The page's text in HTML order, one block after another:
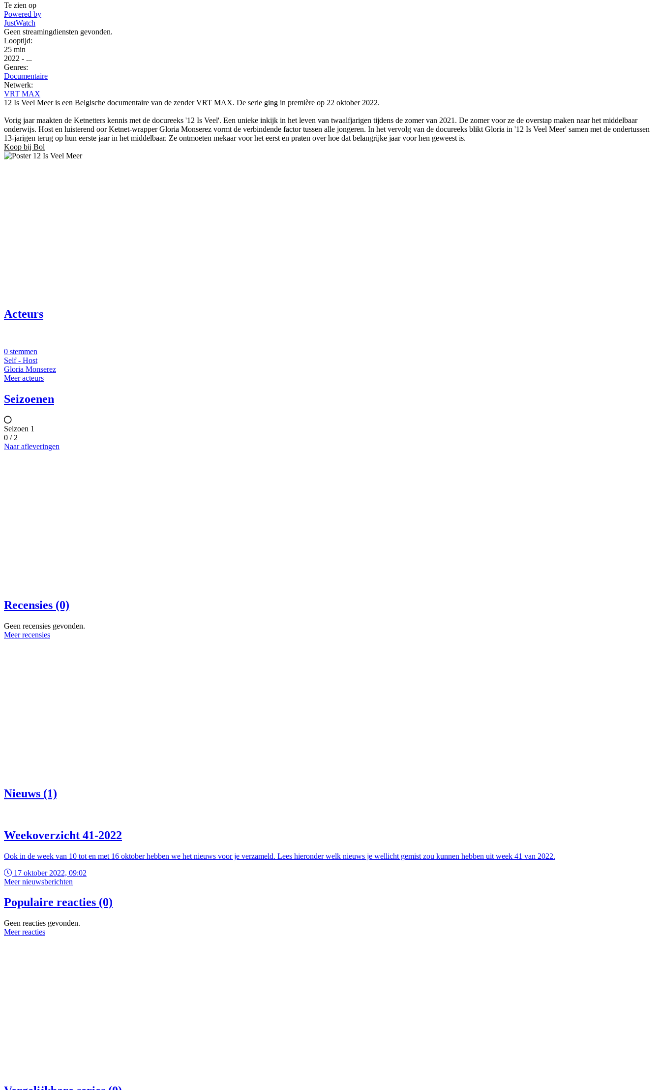
Te zien op
Powered by
JustWatch
Geen streamingdiensten gevonden.
Looptijd:
25 min
2022 - ...
Genres:
Documentaire
Netwerk:
VRT MAX
12 Is Veel Meer is een Belgische documentaire van de zender VRT MAX. De serie ging in première op 22 oktober 2022.
Vorig jaar maakten de Ketnetters kennis met de docureeks '12 Is Veel'. Een unieke inkijk in het leven van twaalfjarigen tijdens de zomer van 2021. De zomer voor ze de overstap maken naar het middelbaar
onderwijs. Host en luisterend oor Ketnet-wrapper Gloria Monserez vormt de verbindende factor tussen alle jongeren. In het vervolg van de docureeks blikt Gloria in '12 Is Veel Meer' samen met de ondertussen
13-jarigen terug op hun eerste jaar in het middelbaar. Ze ontmoeten mekaar voor het eerst en praten over hoe dat belangrijke jaar voor hen geweest is.
Koop bij Bol
Acteurs
0 stemmen
Self - Host
Gloria Monserez
Meer acteurs
Seizoenen
Seizoen 1
0 / 2
Naar afleveringen
Recensies (0)
Geen recensies gevonden.
Meer recensies
Nieuws (1)
Weekoverzicht 41-2022
Ook in de week van 10 tot en met 16 oktober hebben we het nieuws voor je verzameld. Lees hieronder welk nieuws je wellicht gemist zou kunnen hebben uit week 41 van 2022.
17 oktober 2022, 09:02
Meer nieuwsberichten
Populaire reacties (0)
Geen reacties gevonden.
Meer reacties